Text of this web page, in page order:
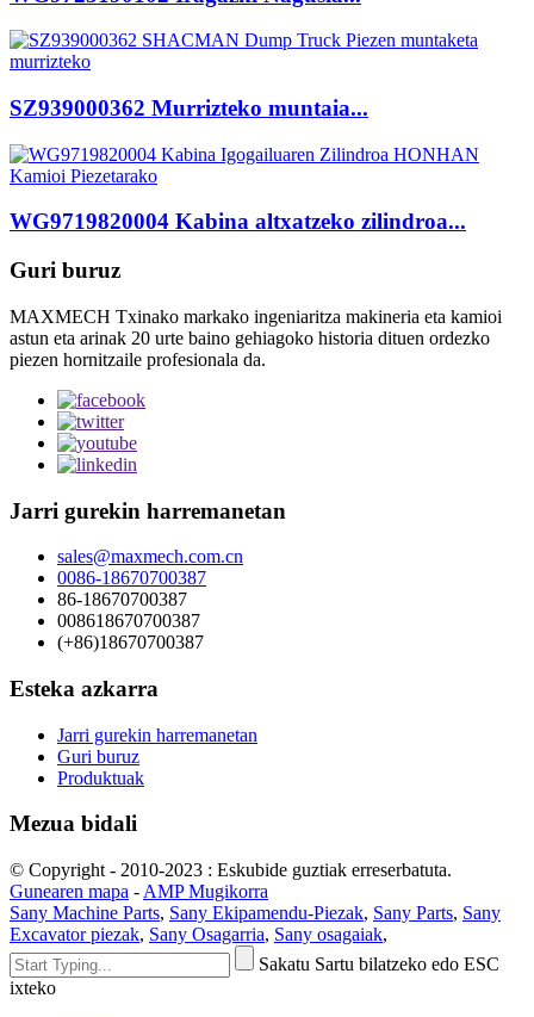
SZ939000362 Murrizteko muntaia...
WG9719820004 Kabina altxatzeko zilindroa...
Guri buruz
MAXMECH Txinako markako ingeniaritza makineria eta kamioi
astun eta arinak 20 urte baino gehiagoko historia dituen ordezko
piezen hornitzaile profesionala da.
Jarri gurekin harremanetan
sales@maxmech.com.cn
0086-18670700387
86-18670700387
008618670700387
(+86)18670700387
Esteka azkarra
Jarri gurekin harremanetan
Guri buruz
Produktuak
Mezua bidali
© Copyright - 2010-2023 : Eskubide guztiak erreserbatuta.
Gunearen mapa - AMP Mugikorra
Sany Machine Parts, Sany Ekipamendu-Piezak, Sany Parts, Sany
Excavator piezak, Sany Osagarria, Sany osagaiak,
Sakatu Sartu bilatzeko edo ESC
ixteko